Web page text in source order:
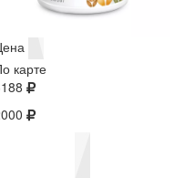
карте